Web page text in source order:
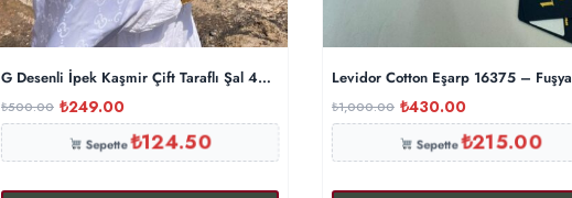
G Desenli İpek Kaşmir Çift Taraflı Şal 440344- Gümüş Gri
₺500.00 ₺249.00
Sepette₺124.50
Levidor Cotton Eşarp 16375 – Fuşya
₺1,000.00 ₺430.00
Sepette₺215.00